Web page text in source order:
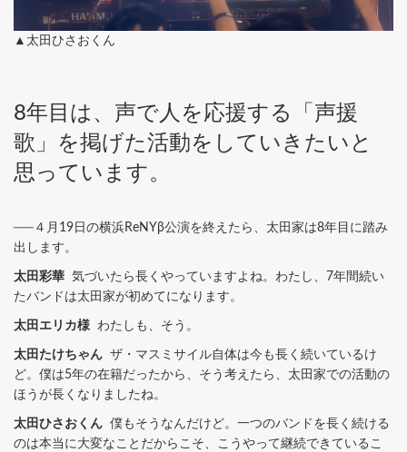
▲太田ひさおくん
8年目は、声で人を応援する「声援
歌」を掲げた活動をしていきたいと
思っています。
──４月19日の横浜ReNYβ公演を終えたら、太田家は8年目に踏み
出します。
太田彩華 気づいたら長くやっていますよね。わたし、7年間続い
たバンドは太田家が初めてになります。
太田エリカ様 わたしも、そう。
太田たけちゃん ザ・マスミサイル自体は今も長く続いているけ
ど。僕は5年の在籍だったから、そう考えたら、太田家での活動の
ほうが長くなりましたね。
太田ひさおくん 僕もそうなんだけど。一つのバンドを長く続ける
のは本当に大変なことだからこそ、こうやって継続できているこ